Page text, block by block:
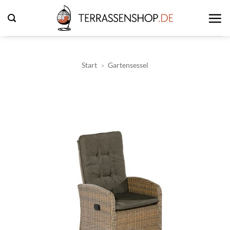
Inhalt
springen
Start » Gartensessel